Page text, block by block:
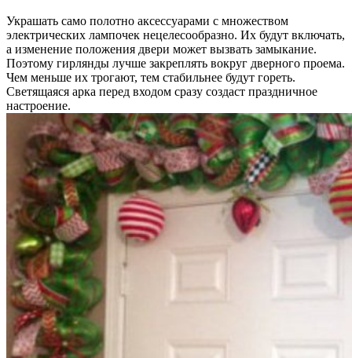
Украшать само полотно аксессуарами с множеством
электрических лампочек нецелесообразно. Их будут включать,
а изменение положения двери может вызвать замыкание.
Поэтому гирлянды лучше закреплять вокруг дверного проема.
Чем меньше их трогают, тем стабильнее будут гореть.
Светящаяся арка перед входом сразу создаст праздничное
настроение.